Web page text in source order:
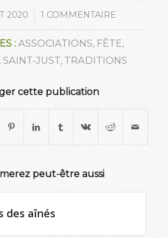
2020 1 COMMENTAIRE
: ASSOCIATIONS, FÊTE,
,SAINT-JUST, TRADITIONS
cette publication
peut-être aussi
des aînés